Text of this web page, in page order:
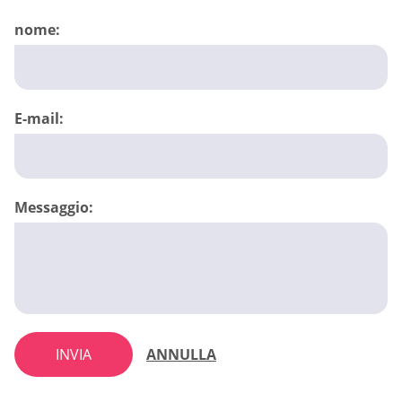
nome:
E-mail:
Messaggio:
INVIA ANNULLA